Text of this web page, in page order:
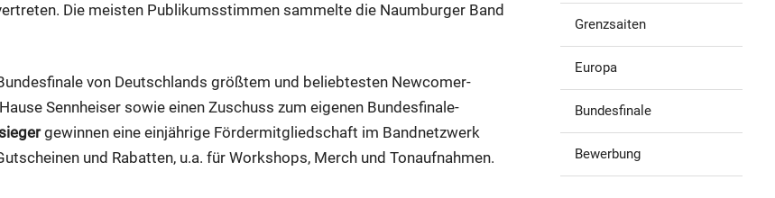
Die meisten Publikumsstimmen sammelte die Naumburger Band
von Deutschlands größtem und beliebtesten Newcomer-
Sennheiser sowie einen Zuschuss zum eigenen Bundesfinale-
gewinnen eine einjährige Fördermitgliedschaft im Bandnetzwerk
und Rabatten, u.a. für Workshops, Merch und Tonaufnahmen.
Grenzsaiten
Europa
Bundesfinale
Bewerbung